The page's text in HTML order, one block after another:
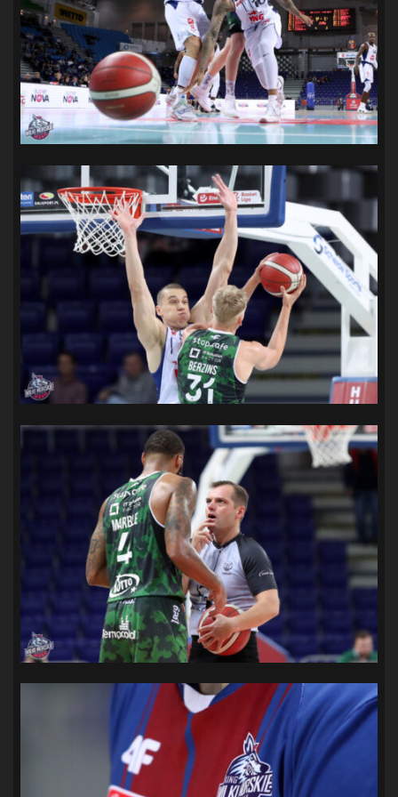
SANDRA SPA POGOŃ SZCZECIN(100) SIEDLECKA(63)
SPARING(110) SPR POGOŃ SZCZECIN(72)
SPÓJNIA STARGARD(35) STOCZNIA SZCZECIN(40)
SUPERLIGA KOBIET(58) SUPERLIGA MĘŻCZYZN (92)
TAURON LIGA KOBIET(106) TENIS(26) TREFL SOPOT(26)
WYGRANA(43) ZAGŁĘBIE LUBIN(36) ŚLĄSK WROCŁAW(29)